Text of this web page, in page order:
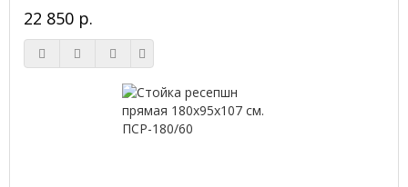
22 850 р.